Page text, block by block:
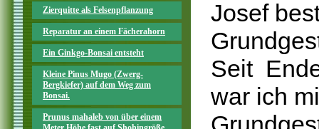
Zierquitte als Felsenpflanzung
Reparatur an einem Fächerahorn
Ein Ginkgo-Bonsai entsteht
Kleine Pinus Mugo (Zwerg-
Bergkiefer) auf dem Weg zum
Bonsai.
Prunus mahaleb von über einem
Josef
Seit
war ich